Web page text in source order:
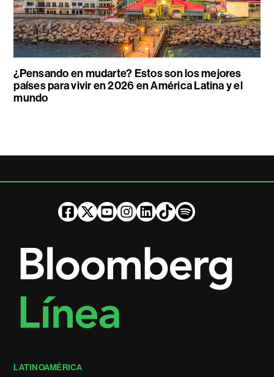
¿Pensando en mudarte? Estos son los mejores
países para vivir en 2026 en América Latina y el
mundo
LATINOAMÉRICA